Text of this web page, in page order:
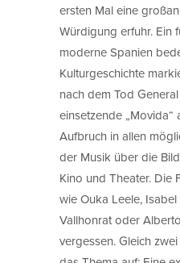
ersten Mal eine
Würdigung erfuhr. Ein
moderne Spanien
Kulturgeschichte
nach dem Tod
einsetzende „Movida“
Aufbruch in allen
der Musik über die
Kino und Theater. Die
wie Ouka Leele,
Vallhonrat oder
vergessen. Gleich